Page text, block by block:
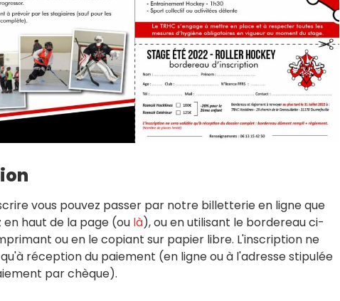
vous pouvez passer par notre billetterie en ligne que
en haut de la page (ou là), ou en utilisant le bordereau ci-
ou en le copiant sur papier libre. L'inscription ne
réception du paiement (en ligne ou à l'adresse stipulée
par chèque).